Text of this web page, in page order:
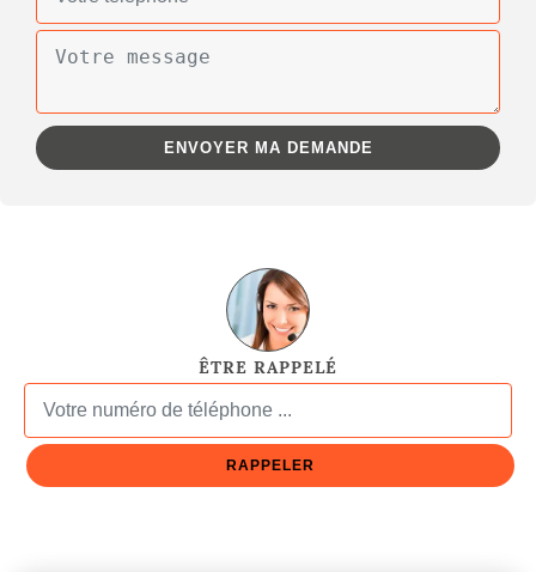
ÊTRE RAPPELÉ